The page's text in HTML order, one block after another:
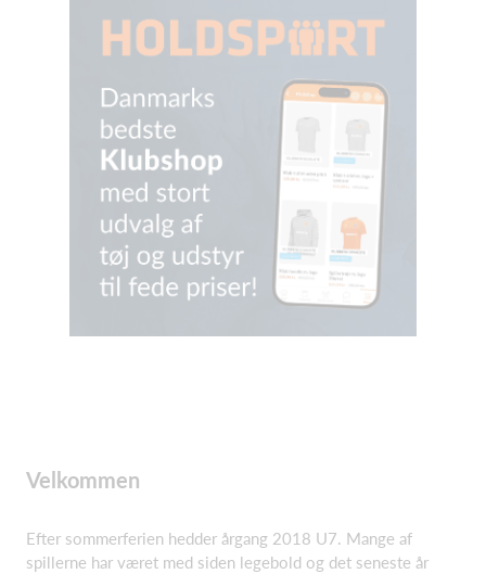
Velkommen
Efter sommerferien hedder årgang 2018 U7. Mange af
spillerne har været med siden legebold og det seneste år